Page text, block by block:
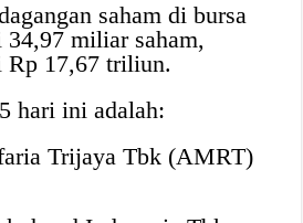
saham di bursa
miliar saham,
Rp 17,67 triliun.
hari ini adalah:
Trijaya Tbk (AMRT)